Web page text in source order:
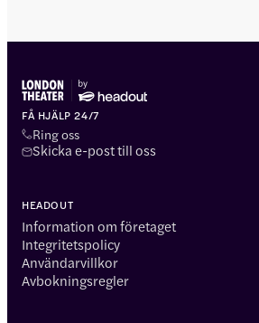
FÅ HJÄLP 24/7
Ring oss
Skicka e-post till oss
HEADOUT
Information om företaget
Integritetspolicy
Användarvillkor
Avbokningsregler